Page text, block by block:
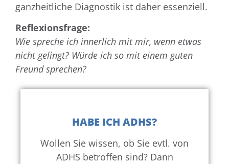
ganzheitliche Diagnostik ist daher essenziell.
Reflexionsfrage:
Wie spreche ich innerlich mit mir, wenn etwas
nicht gelingt? Würde ich so mit einem guten
Freund sprechen?
HABE ICH ADHS?
Wollen Sie wissen, ob Sie evtl. von
ADHS betroffen sind? Dann